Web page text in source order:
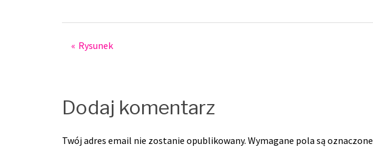
Post
Rysunek
Dodaj komentarz
Twój adres email nie zostanie opublikowany. Wymagane pola są oznaczone